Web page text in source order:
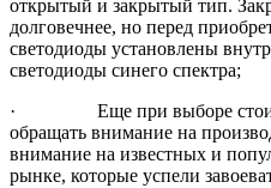
открытый и закрытый тип.
долговечнее, но перед
светодиоды установлены
светодиоды синего спектра;
· Еще при выборе стоит в
обращать внимание на
внимание на известных и
рынке, которые успели